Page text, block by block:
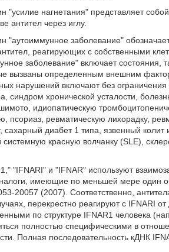
нагнетания" представляет
антител через иглу.
"аутоиммунное заболевание"
реагирующих с собственными
заболевание" включает состояния,
вызваны определенным внешним
нарушений включают без
синдром хронической усталости,
идиопатическую
ревматическую лихорадку,
диабет 1 типа, язвенный колит
красную волчанку (SLE),
"IFNARI" и "IFNAR" используют
имеющие по меньшей мере один
20057 (2007). Соответственно,
перекрестно реагируют с IFNARI от
по структуре IFNAR1 человека
полностью специфическими в
Полная последовательность кДНК